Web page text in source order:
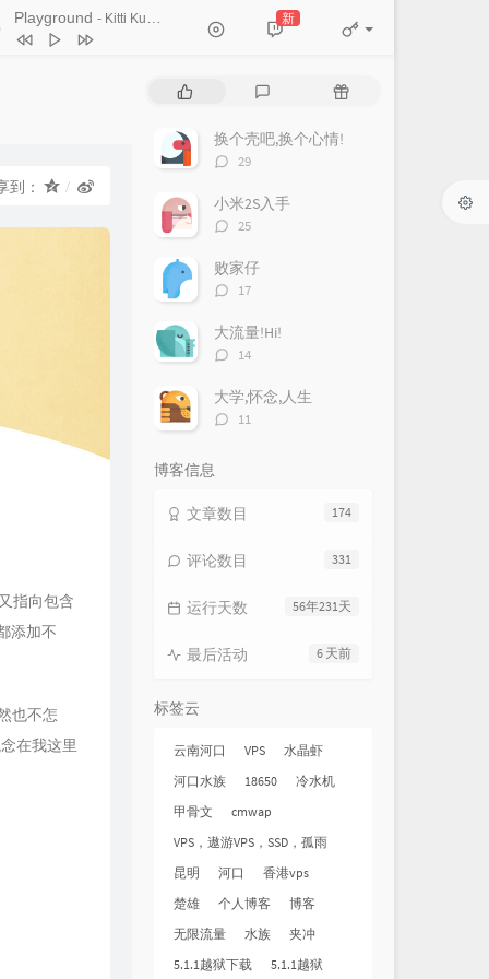
Playground - Kitti Kuremanee
Chookiat Sakveerakul / August Band
A Smile That I Would Never See
Kitti Kuremanee
刘昊霖
厘小白
Tom Rosenthal
叶蒨文
黄灰红
新
到：
指向包含
添加不
也不怎
在我这里
评
随
换个壳吧,换个心情!
评
数：
29
小米2S入手
评
数：
25
败家仔
评
数：
17
大流量!Hi!
评
数：
14
大学,怀念,人生
评
11
博客信息
174
文章数目
331
评论数目
56年231天
运行天数
6 天前
最后活动
标签云
云南河口 VPS
水晶虾
河口水族
18650
冷水机
甲骨文
cmwap
VPS，遨游VPS，SSD，孤雨
昆明
河口
香港vps
楚雄
个人博客
博客
无限流量
水族
夹冲
5.1.1越狱下载
5.1.1越狱